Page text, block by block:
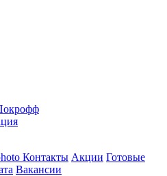
Контакты Акции Готовые
Вакансии